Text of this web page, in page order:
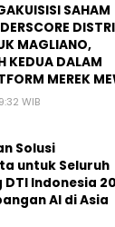
SAHAM
MAGLIANO,
KEDUA DALAM
MEREK
WIB
Solusi
untuk Seluruh
Indonesia
AI di Asia